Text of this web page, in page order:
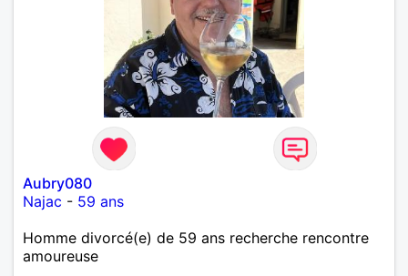
Aubry080
Najac - 59 ans
Homme divorcé(e) de 59 ans recherche rencontre
amoureuse